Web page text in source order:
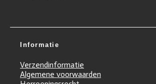
Informatie
Verzendinformatie
Algemene voorwaarden